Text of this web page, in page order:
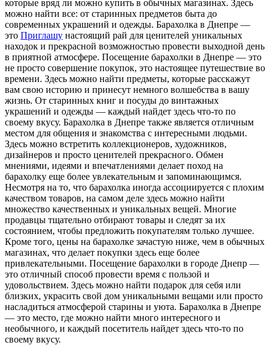
которые вряд ли можно купить в обычных магазинах. Здесь
можно найти все: от старинных предметов быта до
современных украшений и одежды. Барахолка в Днепре —
это Приглашу настоящий рай для ценителей уникальных
находок и прекрасной возможностью провести выходной день
в приятной атмосфере. Посещение барахолки в Днепре — это
не просто совершение покупок, это настоящее путешествие во
времени. Здесь можно найти предметы, которые расскажут
вам свою историю и принесут немного волшебства в вашу
жизнь. От старинных книг и посуды до винтажных
украшений и одежды — каждый найдет здесь что-то по
своему вкусу. Барахолка в Днепре также является отличным
местом для общения и знакомства с интересными людьми.
Здесь можно встретить коллекционеров, художников,
дизайнеров и просто ценителей прекрасного. Обмен
мнениями, идеями и впечатлениями делает поход на
барахолку еще более увлекательным и запоминающимся.
Несмотря на то, что барахолка иногда ассоциируется с плохим
качеством товаров, на самом деле здесь можно найти
множество качественных и уникальных вещей. Многие
продавцы тщательно отбирают товары и следят за их
состоянием, чтобы предложить покупателям только лучшее.
Кроме того, цены на барахолке зачастую ниже, чем в обычных
магазинах, что делает покупки здесь еще более
привлекательными. Посещение барахолки в городе Днепр —
это отличный способ провести время с пользой и
удовольствием. Здесь можно найти подарок для себя или
близких, украсить свой дом уникальными вещами или просто
насладиться атмосферой старины и уюта. Барахолка в Днепре
— это место, где можно найти много интересного и
необычного, и каждый посетитель найдет здесь что-то по
своему вкусу.